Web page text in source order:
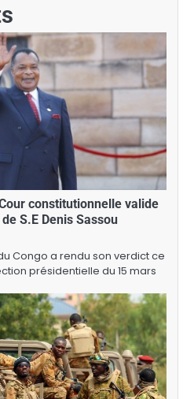
constitutionnelle valide
S.E Denis Sassou
Congo a rendu son verdict ce
présidentielle du 15 mars